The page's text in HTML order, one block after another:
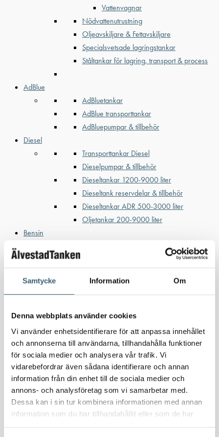
Samtycke Information Om
Denna webbplats använder cookies
Vi använder enhetsidentifierare för att anpassa innehållet
och annonserna till användarna, tillhandahålla funktioner
för sociala medier och analysera vår trafik. Vi
vidarebefordrar även sådana identifierare och annan
information från din enhet till de sociala medier och
annons- och analysföretag som vi samarbetar med.
Dessa kan i sin tur kombinera informationen med annan
information som du har tillhandahållit eller som de har
Vattenvagnar
Nödvattenutrustning
Oljeavskiljare & Fettavskiljare
Specialsvetsade lagringstankar
Ståltankar för lagring, transport & process
AdBlue
AdBluetankar
AdBlue transporttankar
AdBluepumpar & tillbehör
Diesel
Transporttankar Diesel
Dieselpumpar & tillbehör
Dieseltankar 1200-9000 liter
Dieseltank reservdelar & tillbehör
Dieseltankar ADR 500-3000 liter
Oljetankar 200-9000 liter
Bensin
Kem
Kemikalietankar
Uppsamlingskärl för fat & IBC
Spilloljetankar & utrustning
Oljepumpar & tillbehör
Förvaringslådor & sandlådor
Uthyrning
Kundcase
Om oss